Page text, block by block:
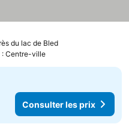
du lac de Bled
: Centre-ville
Consulter les prix